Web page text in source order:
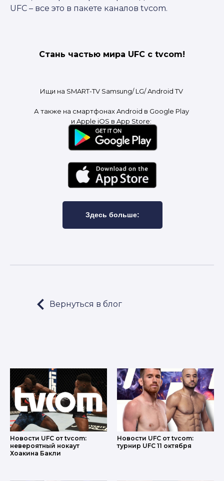
UFC – все это в пакете каналов tvcom.
Стань частью мира UFC с tvcom!
Ищи на SMART-TV Samsung/ LG/ Android TV
А также на смартфонах Android в Google Play
и Apple iOS в App Store:
Здесь больше:
Вернуться в блог
LET'S GO!
Новости UFC от tvcom:
невероятный нокаут
Хоакина Бакли
Новости UFC от tvcom:
турнир UFC 11 октября